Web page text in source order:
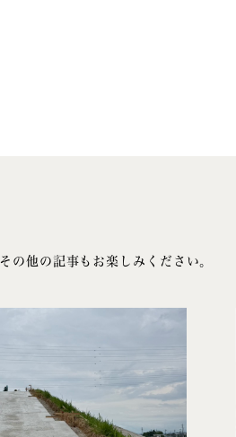
その他の記事もお楽しみください。